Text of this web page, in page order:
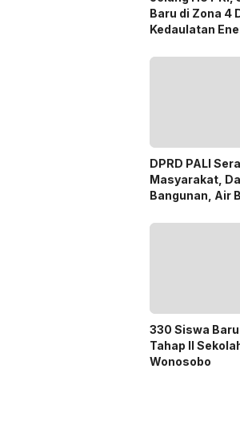
Baru di Zona 4
Kedaulatan
DPRD PALI
Masyarakat,
Bangunan, Air
330 Siswa
Tahap II
Wonosobo